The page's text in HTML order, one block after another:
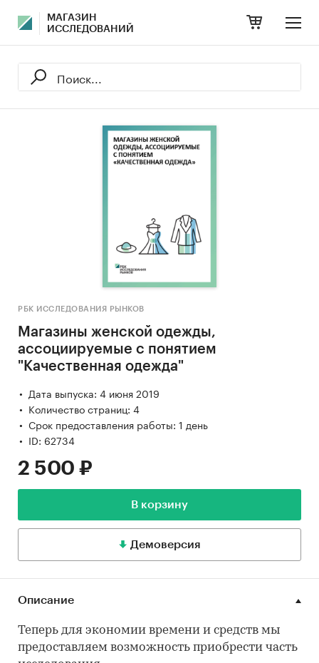
МАГАЗИН
ИССЛЕДОВАНИЙ
РБК ИССЛЕДОВАНИЯ РЫНКОВ
Магазины женской одежды,
ассоциируемые с понятием
"Качественная одежда"
Дата выпуска: 4 июня 2019
Количество страниц: 4
Срок предоставления работы: 1 день
ID: 62734
2 500 ₽
В корзину
Демоверсия
Описание
Теперь для экономии времени и средств мы
предоставляем возможность приобрести часть